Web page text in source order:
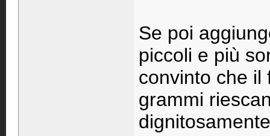
Se poi
piccoli e più
convinto che il
grammi